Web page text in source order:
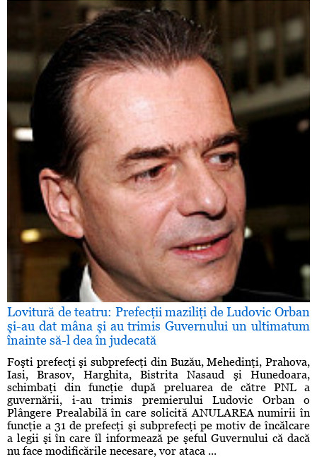
Lovitură de teatru: Prefecţii maziliţi de Ludovic Orban
şi-au dat mâna şi au trimis Guvernului un ultimatum
înainte să-l dea în judecată
Foşti prefecţi şi subprefecţi din Buzău, Mehedinţi, Prahova,
Iasi, Brasov, Harghita, Bistrita Nasaud şi Hunedoara,
schimbaţi din funcţie după preluarea de către PNL a
guvernării, i-au trimis premierului Ludovic Orban o
Plângere Prealabilă în care solicită ANULAREA numirii în
funcţie a 31 de prefecţi şi subprefecţi pe motiv de încălcare
a legii şi în care îl informează pe şeful Guvernului că dacă
nu face modificările necesare, vor ataca ...